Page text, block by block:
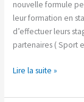
nouvelle formule
leur formation en
d’effectuer leurs
partenaires ( Sport
Lire la suite »